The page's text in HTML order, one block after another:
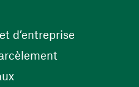
une nouvelle fenêtre)
d’entreprise
(ouvre une nouvelle